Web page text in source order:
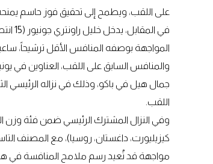
على اللقب، ويطمح إلى تحقيق فوز حاسم
والمنافس السابق على اللقب، العناوين في
جمال هيل في باكو، وذلك في نزاله الرئيسي
اللقب.
مواجهة قد تُعيد رسم ملامح المنافسة في